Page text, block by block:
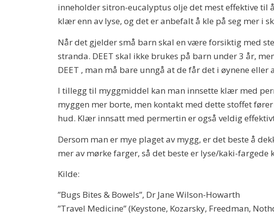
inneholder sitron-eucalyptus olje det mest effektive til
klær enn av lyse, og det er anbefalt å kle på seg mer i
Når det gjelder små barn skal en være forsiktig med
stranda. DEET skal ikke brukes på barn under 3 år,
DEET , man må bare unngå at de får det i øynene eller
I tillegg til myggmiddel kan man innsette klær med
myggen mer borte, men kontakt med dette stoffet
hud. Klær innsatt med permertin er også veldig
Dersom man er mye plaget av mygg, er det beste å
mer av mørke farger, så det beste er lyse/kaki-fargede
Kilde:
”Bugs Bites & Bowels”, Dr Jane Wilson-Howarth
”Travel Medicine” (Keystone, Kozarsky, Freedman,